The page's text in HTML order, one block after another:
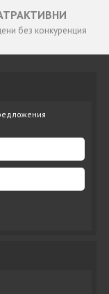
без конкуренция